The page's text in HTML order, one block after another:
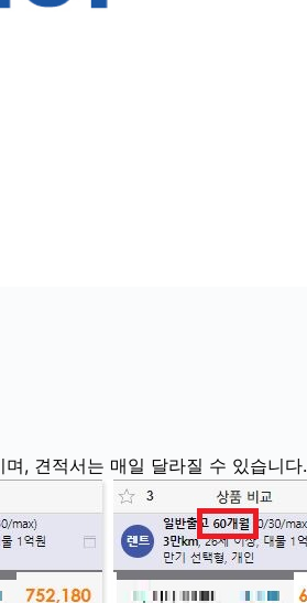
, 견적서는 매일 달라질 수 있습니다.